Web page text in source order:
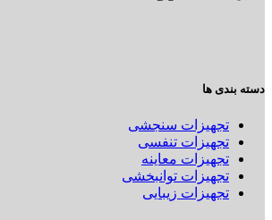
دسته بندی ها
تجهیزات سنجشی
تجهیزات تنفسی
تجهیزات معاینه
تجهیزات توانبخشی
تجهیزات زیبایی